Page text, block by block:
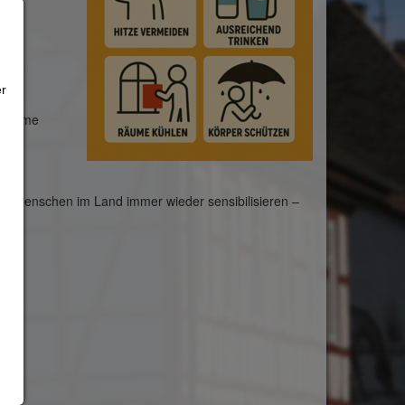
Menschen im Land immer wieder sensibilisieren –